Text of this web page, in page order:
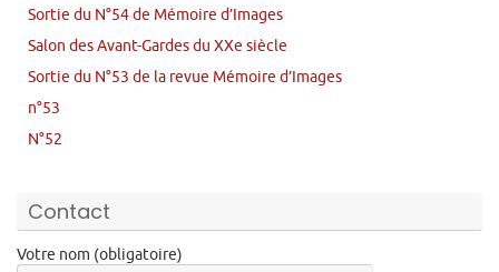
Sortie du N°54 de Mémoire d’Images
Salon des Avant-Gardes du XXe siècle
Sortie du N°53 de la revue Mémoire d’Images
n°53
N°52
Contact
Votre nom (obligatoire)